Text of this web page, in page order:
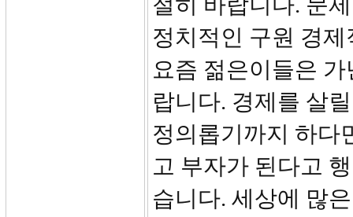
정치적인 구원 경
요즘 젊은이들은
랍니다. 경제를 살
정의롭기까지 하다
고 부자가 된다고
습니다. 세상에 많